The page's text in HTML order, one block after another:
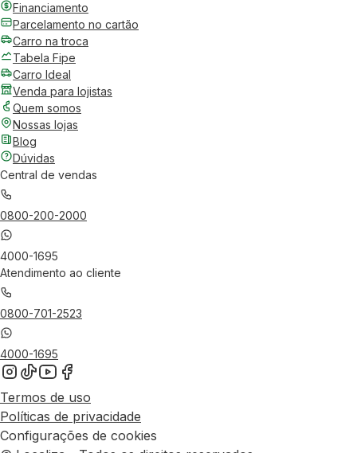
Financiamento
Parcelamento no cartão
Carro na troca
Tabela Fipe
Carro Ideal
Venda para lojistas
Quem somos
Nossas lojas
Blog
Dúvidas
Central de vendas
0800-200-2000
4000-1695
Atendimento ao cliente
0800-701-2523
4000-1695
Termos de uso
Políticas de privacidade
Configurações de cookies